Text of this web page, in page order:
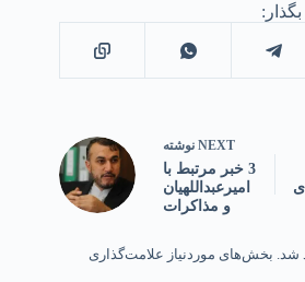
NEXT نوشته
3 خبر مرتبط با
امیرعبداللهیان
و مذاکرات
شد. بخش‌های موردنیاز علامت‌گذاری